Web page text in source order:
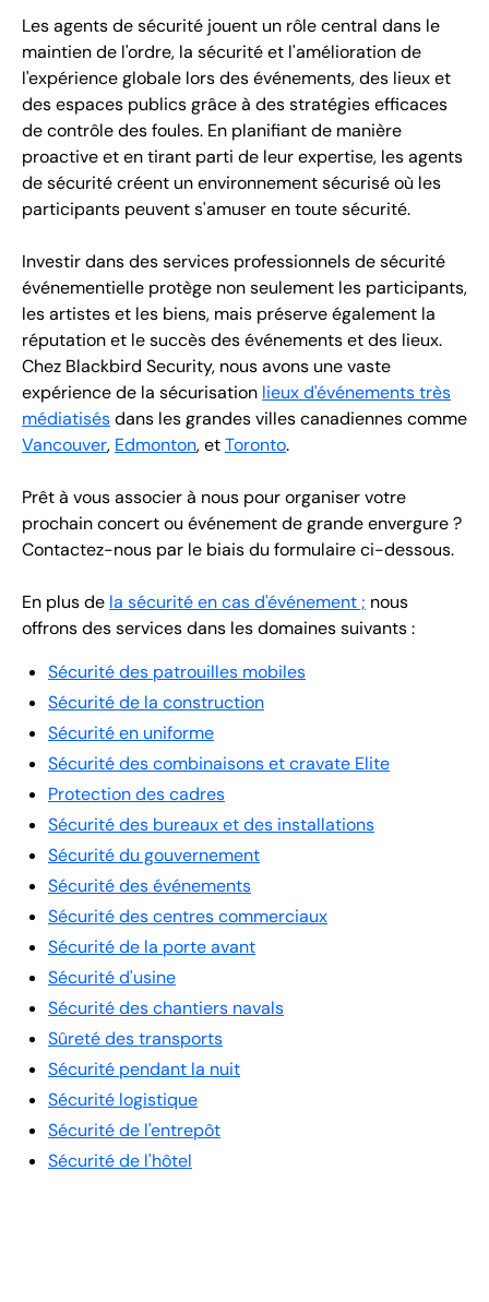
Les agents de sécurité jouent un rôle central dans le
maintien de l'ordre, la sécurité et l'amélioration de
l'expérience globale lors des événements, des lieux et
des espaces publics grâce à des stratégies efficaces
de contrôle des foules. En planifiant de manière
proactive et en tirant parti de leur expertise, les agents
de sécurité créent un environnement sécurisé où les
participants peuvent s'amuser en toute sécurité.
Investir dans des services professionnels de sécurité
événementielle protège non seulement les participants,
les artistes et les biens, mais préserve également la
réputation et le succès des événements et des lieux.
Chez Blackbird Security, nous avons une vaste
expérience de la sécurisation lieux d'événements très
médiatisésdans les grandes villes canadiennes comme
Vancouver, Edmonton, etToronto.
Prêt à vous associer à nous pour organiser votre
prochain concert ou événement de grande envergure ?
Contactez-nous par le biais du formulaire ci-dessous.
En plus de la sécurité en cas d'événement ; nous
offrons des services dans les domaines suivants :
Sécurité des patrouilles mobiles
Sécurité de la construction
Sécurité en uniforme
Sécurité des combinaisons et cravate Elite
Protection des cadres
Sécurité des bureaux et des installations
Sécurité du gouvernement
Sécurité des événements
Sécurité des centres commerciaux
Sécurité de la porte avant
Sécurité d'usine
Sécurité des chantiers navals
Sûreté des transports
Sécurité pendant la nuit
Sécurité logistique
Sécurité de l'entrepôt
Sécurité de l'hôtel